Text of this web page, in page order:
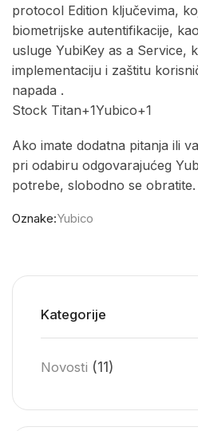
protocol Edition ključevima,
biometrijske autentifikacije,
usluge YubiKey as a Service,
implementaciju i zaštitu
napada .​
Stock Titan+1Yubico+1
Ako imate dodatna pitanja ili
pri odabiru odgovarajućeg
potrebe, slobodno se obratite.
Oznake:Yubico
Kategorije
Novosti (11)